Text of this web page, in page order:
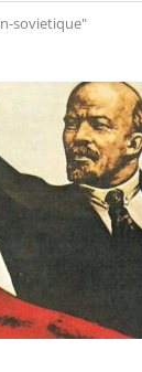
sovietique"